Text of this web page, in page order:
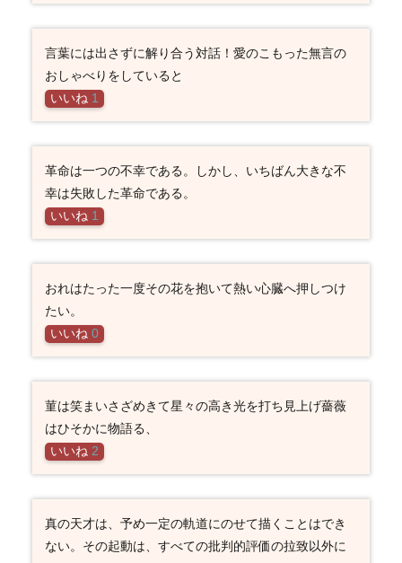
言葉には出さずに解り合う対話！愛のこもった無言の
おしゃべりをしていると
いいね 1
革命は一つの不幸である。しかし、いちばん大きな不
幸は失敗した革命である。
いいね 1
おれはたった一度その花を抱いて熱い心臓へ押しつけ
たい。
いいね 0
菫は笑まいさざめきて星々の高き光を打ち見上げ薔薇
はひそかに物語る、
いいね 2
真の天才は、予め一定の軌道にのせて描くことはでき
ない。その起動は、すべての批判的評価の拉致以外に